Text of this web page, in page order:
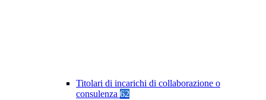
Titolari di incarichi di collaborazione o
consulenza 62